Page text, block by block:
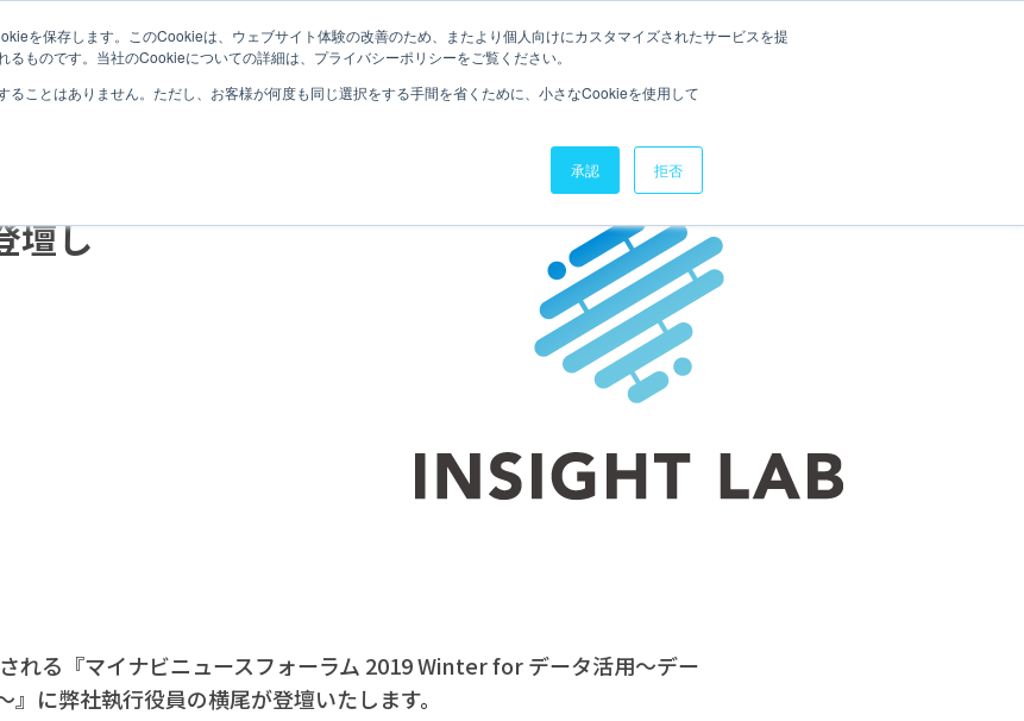
を保存します。このCookieは、ウェブサイト体験の改善のため、またより個人向けにカスタマイズされたサービスを提
ものです。当社のCookieについての詳細は、プライバシーポリシーをご覧ください。
ることはありません。ただし、お客様が何度も同じ選択をする手間を省くために、小さなCookieを使用して
承認 拒否
SISENSEとは SISENSEナレッジ セミナー トレーニング お役立ち資料
壇し
れる『マイナビニュースフォーラム 2019 Winter for データ活用～デー
に弊社執行役員の横尾が登壇いたします。